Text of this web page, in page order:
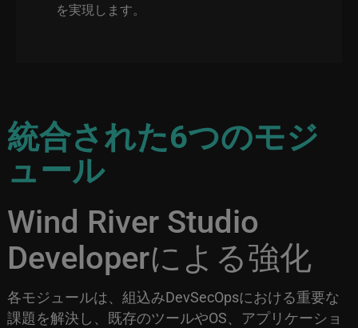
を実現します。
統合された6つのモジ
ュール
Wind River Studio
Developerによる強化
各モジュールは、組込みDevSecOpsにおける重要な
課題を解決し、既存のツールやOS、アプリケーショ